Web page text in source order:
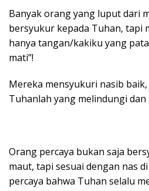
Banyak orang yang luput dari
bersyukur kepada Tuhan, tapi
hanya tangan/kakiku yang
mati”!
Mereka mensyukuri nasib
Tuhanlah yang melindungi
Orang percaya bukan saja
maut, tapi sesuai dengan nas
percaya bahwa Tuhan selalu